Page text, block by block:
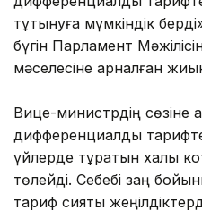
тұтынуға мүмкіндік
бүгін Парламент
мәселесіне арналған
Вице-министрдің сөзіне
дифференциалды
үйлерде тұратын халық
төлейді. Себебі заң
тариф сияқты